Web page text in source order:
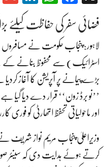
فضائی سفر کی حفاظت کیلئے
لاہور: پنجاب حکومت نے مسافروں
اسٹرائیک) سے محفوظ بنانے کے
بڑے پیمانے پر آپریشن کا آغاز
’’نو برڈ زون‘‘ قرار دے دیا گیا ہے
اور ماحولیاتی تحفظ اتھارٹی کو فوری
وزیراعلیٰ پنجاب مریم نواز
کرتے ہوئے ہدایت دی کہ سینئر